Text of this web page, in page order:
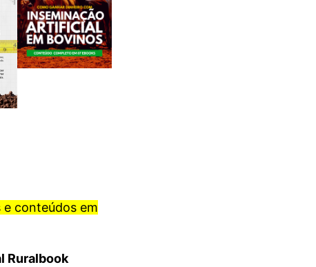
conteúdos em
Ruralbook